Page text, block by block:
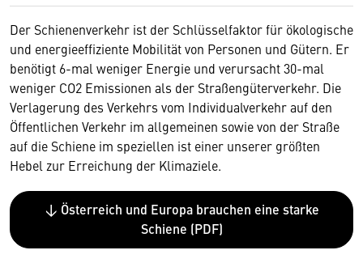
Der Schienenverkehr ist der Schlüsselfaktor für ökologische
und energieeffiziente Mobilität von Personen und Gütern. Er
benötigt 6-mal weniger Energie und verursacht 30-mal
weniger CO2 Emissionen als der Straßengüterverkehr. Die
Verlagerung des Verkehrs vom Individualverkehr auf den
Öffentlichen Verkehr im allgemeinen sowie von der Straße
auf die Schiene im speziellen ist einer unserer größten
Hebel zur Erreichung der Klimaziele.
↓ Österreich und Europa brauchen eine starke
Schiene (PDF)